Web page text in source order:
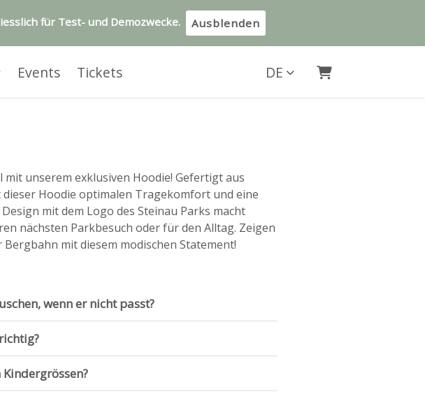
für Test- und Demozwecke. Ausblenden
Events Tickets DE Warenkorb
mit unserem exklusiven Hoodie! Gefertigt aus
Hoodie optimalen Tragekomfort und eine
mit dem Logo des Steinau Parks macht
nächsten Parkbesuch oder für den Alltag. Zeigen
mit diesem modischen Statement!
wenn er nicht passt?